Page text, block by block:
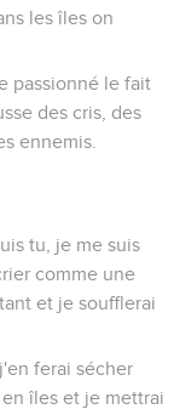
les îles on
passionné le fait
des cris, des
ennemis.
tu, je me suis
comme une
et je soufflerai
ferai sécher
îles et je mettrai